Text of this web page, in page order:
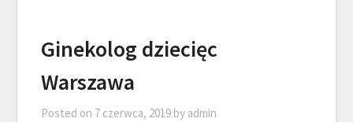
Ginekolog dziecięc
Warszawa
Posted on 7 czerwca, 2019 by admin